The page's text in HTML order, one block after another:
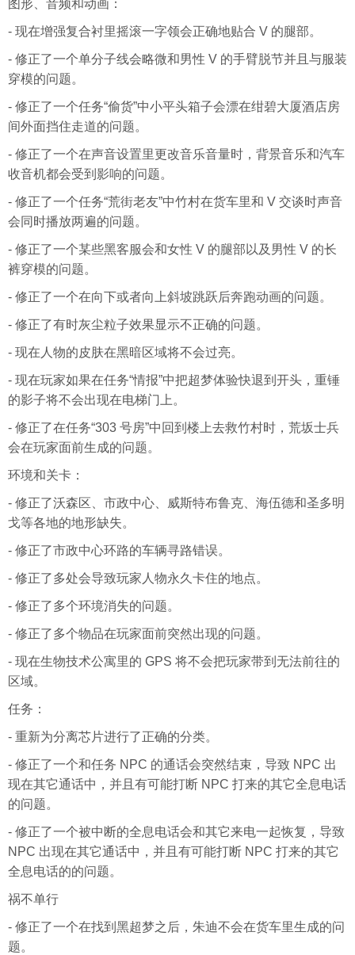
图形、音频和动画：
- 现在增强复合衬里摇滚一字领会正确地贴合 V 的腿部。
- 修正了一个单分子线会略微和男性 V 的手臂脱节并且与服装
穿模的问题。
- 修正了一个任务“偷货”中小平头箱子会漂在绀碧大厦酒店房
间外面挡住走道的问题。
- 修正了一个在声音设置里更改音乐音量时，背景音乐和汽车
收音机都会受到影响的问题。
- 修正了一个任务“荒街老友”中竹村在货车里和 V 交谈时声音
会同时播放两遍的问题。
- 修正了一个某些黑客服会和女性 V 的腿部以及男性 V 的长
裤穿模的问题。
- 修正了一个在向下或者向上斜坡跳跃后奔跑动画的问题。
- 修正了有时灰尘粒子效果显示不正确的问题。
- 现在人物的皮肤在黑暗区域将不会过亮。
- 现在玩家如果在任务“情报”中把超梦体验快退到开头，重锤
的影子将不会出现在电梯门上。
- 修正了在任务“303 号房”中回到楼上去救竹村时，荒坂士兵
会在玩家面前生成的问题。
环境和关卡：
- 修正了沃森区、市政中心、威斯特布鲁克、海伍德和圣多明
戈等各地的地形缺失。
- 修正了市政中心环路的车辆寻路错误。
- 修正了多处会导致玩家人物永久卡住的地点。
- 修正了多个环境消失的问题。
- 修正了多个物品在玩家面前突然出现的问题。
- 现在生物技术公寓里的 GPS 将不会把玩家带到无法前往的
区域。
任务：
- 重新为分离芯片进行了正确的分类。
- 修正了一个和任务 NPC 的通话会突然结束，导致 NPC 出
现在其它通话中，并且有可能打断 NPC 打来的其它全息电话
的问题。
- 修正了一个被中断的全息电话会和其它来电一起恢复，导致
NPC 出现在其它通话中，并且有可能打断 NPC 打来的其它
全息电话的的问题。
祸不单行
- 修正了一个在找到黑超梦之后，朱迪不会在货车里生成的问
题。